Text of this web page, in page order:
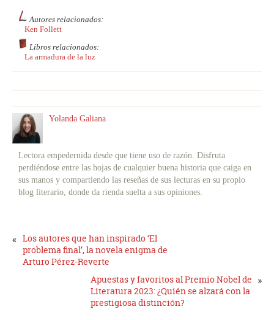
Autores relacionados:
Ken Follett
Libros relacionados:
La armadura de la luz
Yolanda Galiana
Lectora empedernida desde que tiene uso de razón. Disfruta
perdiéndose entre las hojas de cualquier buena historia que caiga en
sus manos y compartiendo las reseñas de sus lecturas en su propio
blog literario, donde da rienda suelta a sus opiniones.
« Los autores que han inspirado ‘El
problema final’, la novela enigma de
Arturo Pérez-Reverte
Apuestas y favoritos al Premio Nobel de
Literatura 2023: ¿Quién se alzará con la
prestigiosa distinción?
»